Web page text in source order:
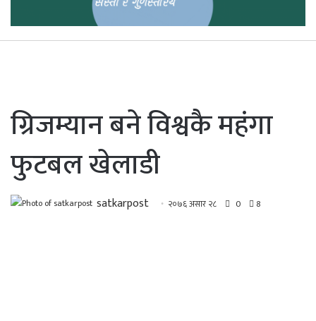
ग्रिजम्यान बने विश्वकै महंगा
फुटबल खेलाडी
satkarpost २०७६ असार २८ 0 8